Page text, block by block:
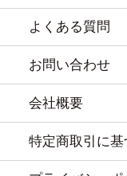
よくある質問
お問い合わせ
会社概要
特定商取引に